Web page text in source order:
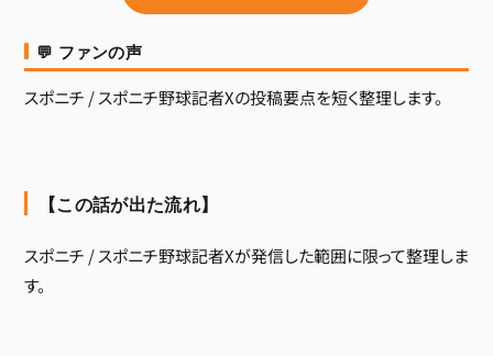
💬 ファンの声
スポニチ / スポニチ野球記者Xの投稿要点を短く整理します。
【この話が出た流れ】
スポニチ / スポニチ野球記者Xが発信した範囲に限って整理しま
す。